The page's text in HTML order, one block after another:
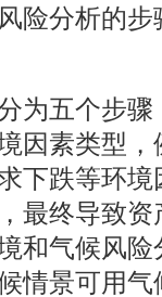
险分析的
为五个步
因素类型
下跌等环
最终导致
和气候风
情景可用